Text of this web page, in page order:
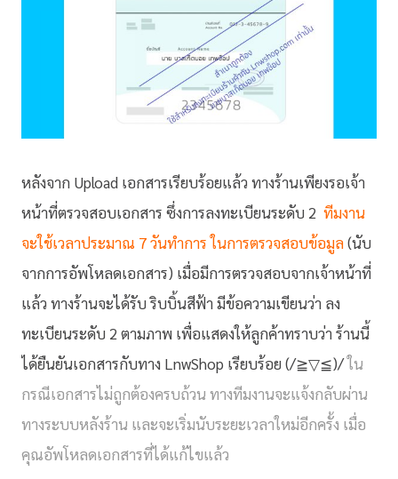
หลังจาก Upload เอกสารเรียบร้อยแล้ว ทางร้านเพียงรอเจ้า
หน้าที่ตรวจสอบเอกสาร ซึ่งการลงทะเบียนระดับ 2 ทีมงาน
จะใช้เวลาประมาณ 7 วันทำการ ในการตรวจสอบข้อมูล(นับ
จากการอัพโหลดเอกสาร) เมื่อมีการตรวจสอบจากเจ้าหน้าที่
แล้ว ทางร้านจะได้รับ ริบบิ้นสีฟ้า มีข้อความเขียนว่า ลง
ทะเบียนระดับ 2 ตามภาพ เพื่อแสดงให้ลูกค้าทราบว่า ร้านนี้
ได้ยืนยันเอกสารกับทาง LnwShop เรียบร้อย (/≧▽≦)/ใน
กรณีเอกสารไม่ถูกต้องครบถ้วน ทางทีมงานจะแจ้งกลับผ่าน
ทางระบบหลังร้าน และจะเริ่มนับระยะเวลาใหม่อีกครั้ง เมื่อ
คุณอัพโหลดเอกสารที่ได้แก้ไขแล้ว